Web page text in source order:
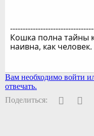
Кошка полна тайны
наивна, как человек.
Вам необходимо войти
отвечать.
Поделиться:
Facebook